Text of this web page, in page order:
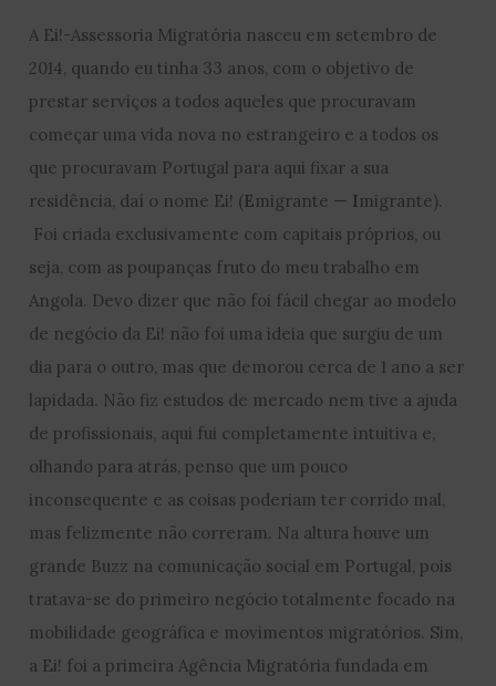
A Ei!-Assessoria Migratória nasceu em setembro de
2014, quando eu tinha 33 anos, com o objetivo de
prestar serviços a todos aqueles que procuravam
começar uma vida nova no estrangeiro e a todos os
que procuravam Portugal para aqui fixar a sua
residência, daí o nome Ei! (Emigrante — Imigrante).
Foi criada exclusivamente com capitais próprios, ou
seja, com as poupanças fruto do meu trabalho em
Angola. Devo dizer que não foi fácil chegar ao modelo
de negócio da Ei! não foi uma ideia que surgiu de um
dia para o outro, mas que demorou cerca de 1 ano a ser
lapidada. Não fiz estudos de mercado nem tive a ajuda
de profissionais, aqui fui completamente intuitiva e,
olhando para atrás, penso que um pouco
inconsequente e as coisas poderiam ter corrido mal,
mas felizmente não correram. Na altura houve um
grande Buzz na comunicação social em Portugal, pois
tratava-se do primeiro negócio totalmente focado na
mobilidade geográfica e movimentos migratórios. Sim,
a Ei! foi a primeira Agência Migratória fundada em